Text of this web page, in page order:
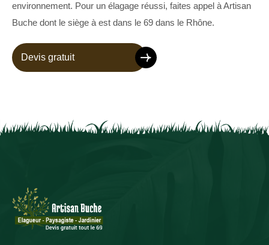
environnement. Pour un élagage réussi, faites appel à Artisan
Buche dont le siège à est dans le 69 dans le Rhône.
Devis gratuit